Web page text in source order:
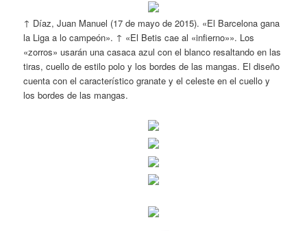
↑ Díaz, Juan Manuel (17 de mayo de 2015). «El Barcelona gana
la Liga a lo campeón». ↑ «El Betis cae al «infierno»». Los
«zorros» usarán una casaca azul con el blanco resaltando en las
tiras, cuello de estilo polo y los bordes de las mangas. El diseño
cuenta con el característico granate y el celeste en el cuello y
los bordes de las mangas.